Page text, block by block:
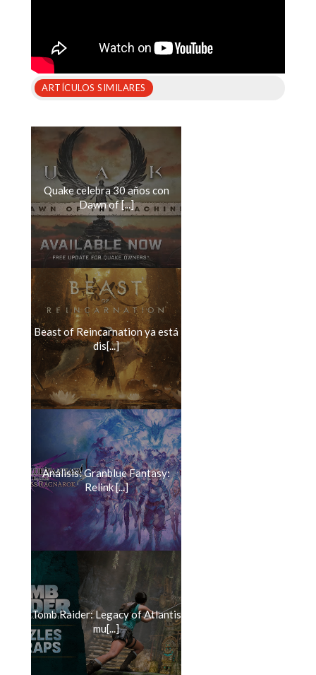
ARTÍCULOS SIMILARES
Quake celebra 30 años con
Dawn of [...]
Beast of Reincarnation ya está
dis[...]
Análisis: Granblue Fantasy:
Relink [...]
Tomb Raider: Legacy of Atlantis
mu[...]